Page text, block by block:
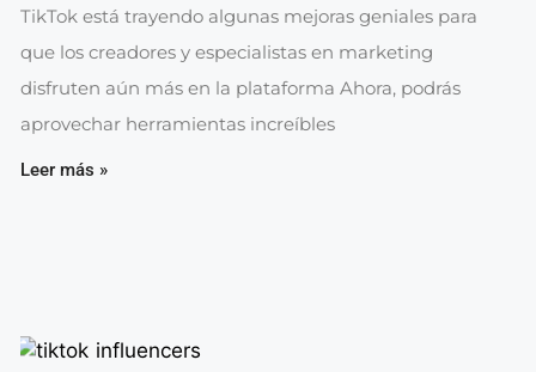
TikTok está trayendo algunas mejoras geniales para
que los creadores y especialistas en marketing
disfruten aún más en la plataforma Ahora, podrás
aprovechar herramientas increíbles
Leer más »